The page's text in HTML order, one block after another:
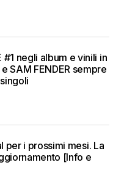
#1 negli album e vinili in
SAM FENDER sempre
per i prossimi mesi. La
[Info e